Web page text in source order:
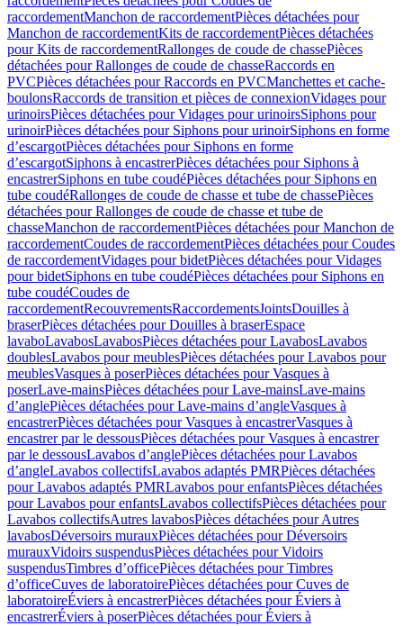
raccordementManchon de raccordementPièces détachées pour
Manchon de raccordementKits de raccordementPièces détachées
pour Kits de raccordementRallonges de coude de chassePièces
détachées pour Rallonges de coude de chasseRaccords en
PVCPièces détachées pour Raccords en PVCManchettes et cache-
boulonsRaccords de transition et pièces de connexionVidages pour
urinoirsPièces détachées pour Vidages pour urinoirsSiphons pour
urinoirPièces détachées pour Siphons pour urinoirSiphons en forme
d’escargotPièces détachées pour Siphons en forme
d’escargotSiphons à encastrerPièces détachées pour Siphons à
encastrerSiphons en tube coudéPièces détachées pour Siphons en
tube coudéRallonges de coude de chasse et tube de chassePièces
détachées pour Rallonges de coude de chasse et tube de
chasseManchon de raccordementPièces détachées pour Manchon de
raccordementCoudes de raccordementPièces détachées pour Coudes
de raccordementVidages pour bidetPièces détachées pour Vidages
pour bidetSiphons en tube coudéPièces détachées pour Siphons en
tube coudéCoudes de
raccordementRecouvrementsRaccordementsJointsDouilles à
braserPièces détachées pour Douilles à braserEspace
lavaboLavabosLavabosPièces détachées pour LavabosLavabos
doublesLavabos pour meublesPièces détachées pour Lavabos pour
meublesVasques à poserPièces détachées pour Vasques à
poserLave-mainsPièces détachées pour Lave-mainsLave-mains
d’anglePièces détachées pour Lave-mains d’angleVasques à
encastrerPièces détachées pour Vasques à encastrerVasques à
encastrer par le dessousPièces détachées pour Vasques à encastrer
par le dessousLavabos d’anglePièces détachées pour Lavabos
d’angleLavabos collectifsLavabos adaptés PMRPièces détachées
pour Lavabos adaptés PMRLavabos pour enfantsPièces détachées
pour Lavabos pour enfantsLavabos collectifsPièces détachées pour
Lavabos collectifsAutres lavabosPièces détachées pour Autres
lavabosDéversoirs murauxPièces détachées pour Déversoirs
murauxVidoirs suspendusPièces détachées pour Vidoirs
suspendusTimbres dʼofficePièces détachées pour Timbres
dʼofficeCuves de laboratoirePièces détachées pour Cuves de
laboratoireÉviers à encastrerPièces détachées pour Éviers à
encastrerÉviers à poserPièces détachées pour Éviers à